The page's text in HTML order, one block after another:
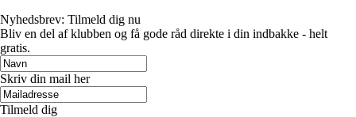
Nyhedsbrev: Tilmeld dig nu
Bliv en del af klubben og få gode råd direkte i din indbakke - helt
gratis.
Skriv din mail her
Tilmeld dig